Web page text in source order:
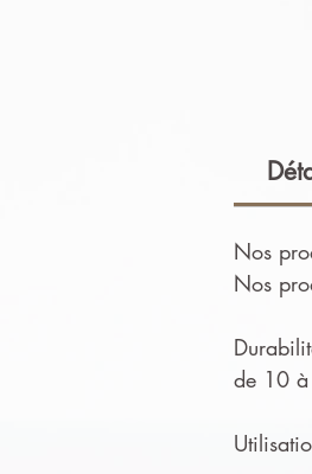
Nos
Nos
de 10 à